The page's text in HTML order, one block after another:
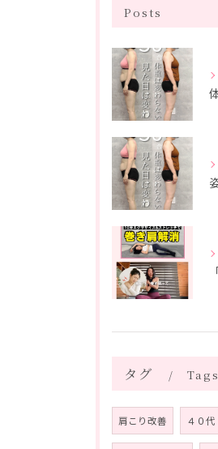
Posts
タグ Tags
肩こり改善 ４０代